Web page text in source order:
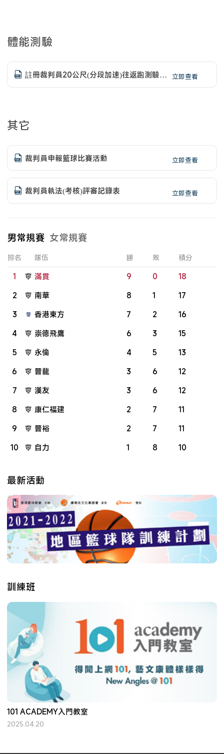
體能測驗
註冊裁判員20公尺(分段加速)往返跑測驗標
準
立即查看
其它
裁判員申報籃球比賽活動 立即查看
裁判員執法(考核)評審記錄表 立即查看
男常規賽 女常規賽
排名 隊伍 勝 敗 積分
1 滿貫 9 0
18
2
南華 8 1
17
3
香港東方 7 2
16
4
崇德飛鷹 6 3
15
5
永倫 4 5
13
6
晉龍 3 6
12
7
漢友 3 6
12
8
康仁福建 2 7
11
9
晉裕 2 7
11
10
自力 1 8 10
最新活動
訓練班
101 ACADEMY入門教室
2025.04.20